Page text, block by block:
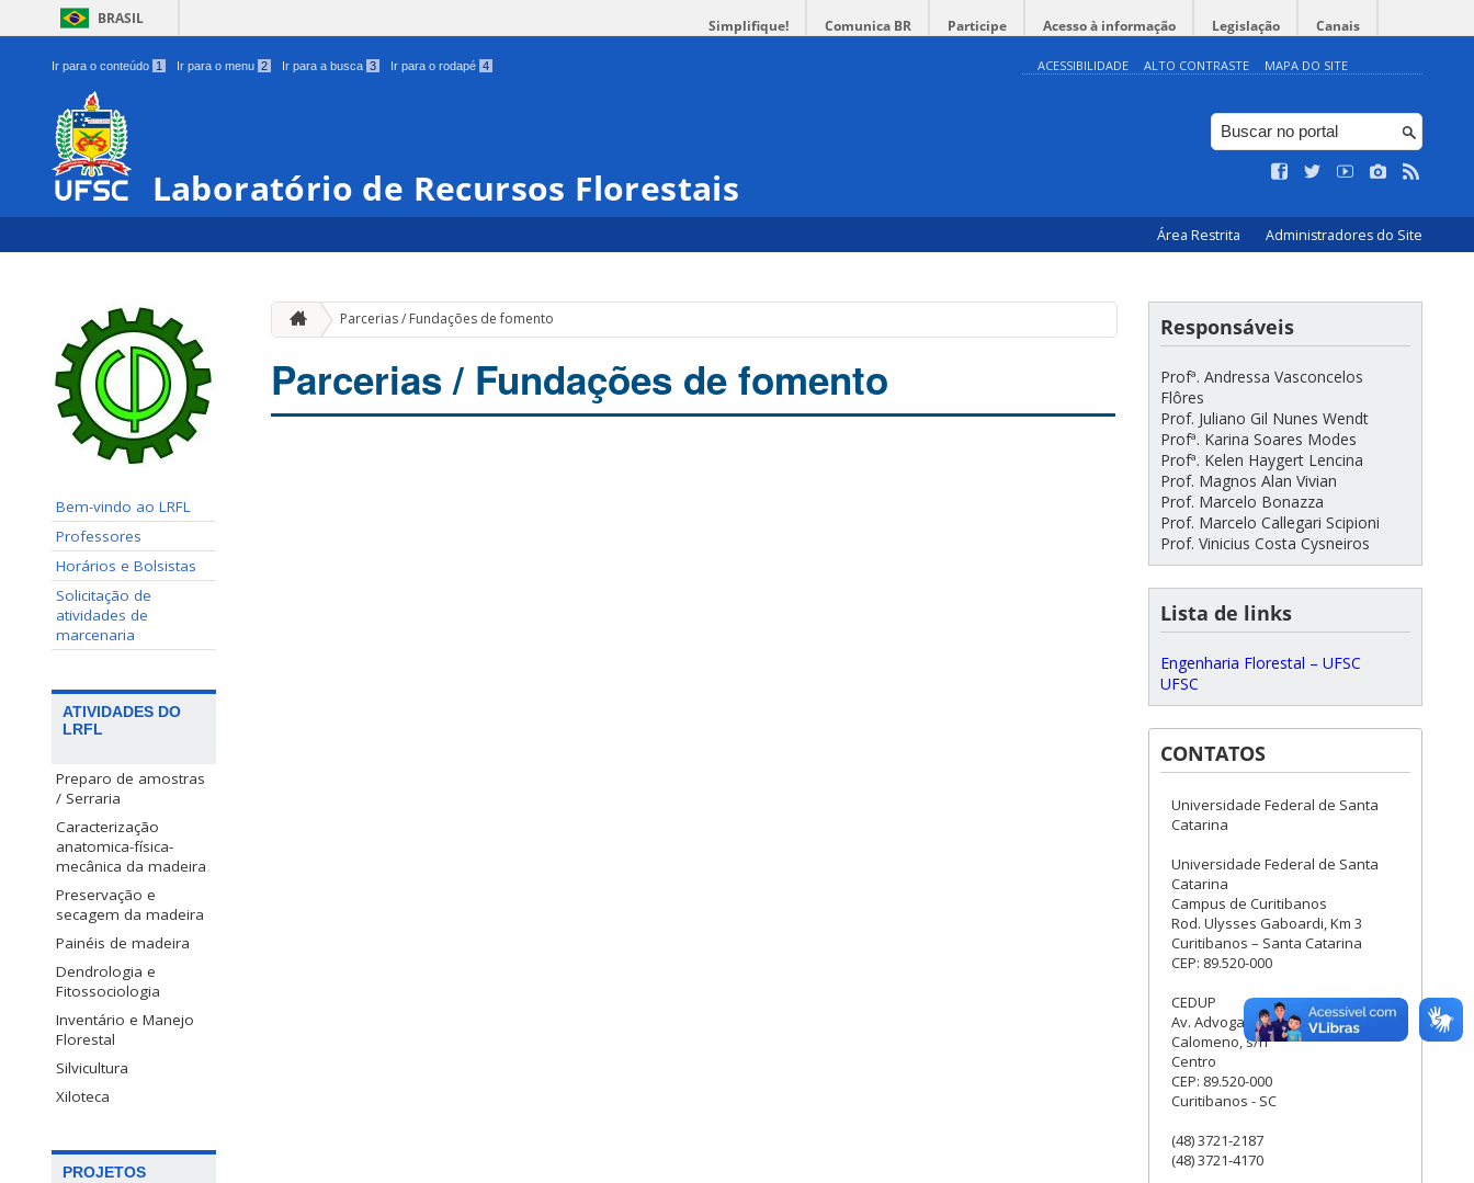
BRASIL Simplifique! Comunica BR Participe Acesso à informação Legislação Canais
Ir para o conteúdo 1 Ir para o menu 2 Ir para a busca 3 Ir para o rodapé 4 ACESSIBILIDADE ALTO CONTRASTE MAPA DO SITE
Laboratório de Recursos Florestais
Área Restrita Administradores do Site
Bem-vindo ao LRFL
Professores
Horários e Bolsistas
Solicitação de
atividades de
marcenaria
ATIVIDADES DO
LRFL
Preparo de amostras
/ Serraria
Caracterização
anatomica-física-
mecânica da madeira
Preservação e
secagem da madeira
Painéis de madeira
Dendrologia e
Fitossociologia
Inventário e Manejo
Florestal
Silvicultura
Xiloteca
PROJETOS
Parcerias / Fundações de fomento
Parcerias / Fundações de fomento
Responsáveis
Profª. Andressa Vasconcelos
Flôres
Prof. Juliano Gil Nunes Wendt
Profª. Karina Soares Modes
Profª. Kelen Haygert Lencina
Prof. Magnos Alan Vivian
Prof. Marcelo Bonazza
Prof. Marcelo Callegari Scipioni
Prof. Vinicius Costa Cysneiros
Lista de links
Engenharia Florestal – UFSC
UFSC
CONTATOS
Universidade Federal de Santa
Catarina
Universidade Federal de Santa
Catarina
Campus de Curitibanos
Rod. Ulysses Gaboardi, Km 3
Curitibanos – Santa Catarina
CEP: 89.520-000
CEDUP
Av. Advogado Sebastião
Calomeno, s/n
Centro
CEP: 89.520-000
Curitibanos - SC
(48) 3721-2187
(48) 3721-4170